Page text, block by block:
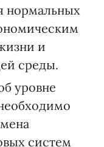
нормальных
и
среды.
уровне
систем